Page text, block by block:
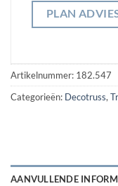
PLAN
Artikelnummer: 182.547
Categorieën: Decotruss,
AANVULLENDE